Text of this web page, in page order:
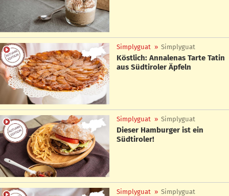
Simplyguat » Simplyguat
Köstlich: Annalenas Tarte Tatin
aus Südtiroler Äpfeln
Simplyguat » Simplyguat
Dieser Hamburger ist ein
Südtiroler!
Simplyguat » Simplyguat